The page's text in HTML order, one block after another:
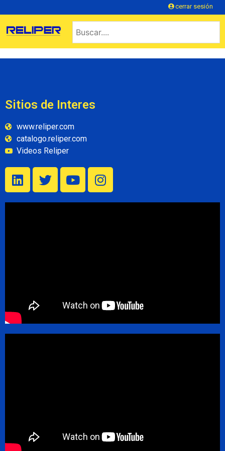
cerrar sesión
Sitios de Interes
www.reliper.com
catalogo.reliper.com
Videos Reliper